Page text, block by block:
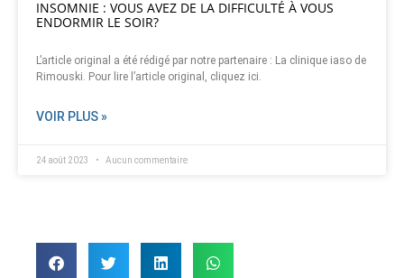
INSOMNIE : VOUS AVEZ DE LA DIFFICULTÉ À VOUS
ENDORMIR LE SOIR?
L’article original a été rédigé par notre partenaire : La clinique iaso de
Rimouski. Pour lire l’article original, cliquez ici.
VOIR PLUS »
24 août 2023 Aucun commentaire